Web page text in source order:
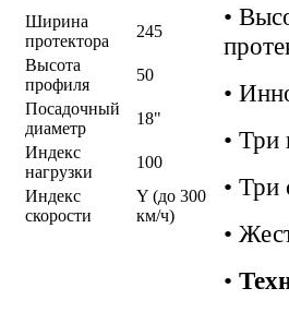
Ширина
протектора
245
Высота
профиля
50
Посадочный
диаметр
18"
Индекс
нагрузки
100
Индекс
скорости
Y (до 300
км/ч)
•
•
• Три
•
•
•